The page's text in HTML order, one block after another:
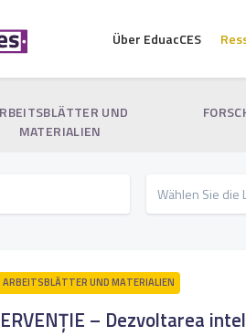
Über EduacCES
UND
MATERIALIEN
ARBEITSBLÄTTER UND MATERIALIEN
– Dezvoltarea